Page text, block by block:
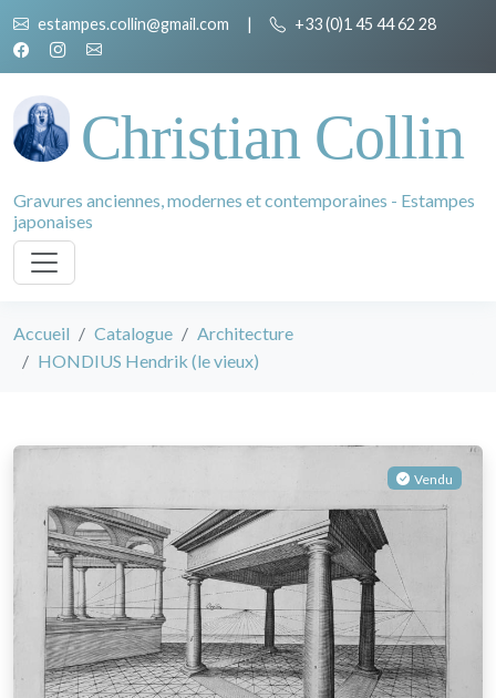
estampes.collin@gmail.com | +33 (0)1 45 44 62 28
Christian Collin
Gravures anciennes, modernes et contemporaines - Estampes
japonaises
Accueil Catalogue
Architecture
HONDIUS Hendrik (le vieux)
Vendu